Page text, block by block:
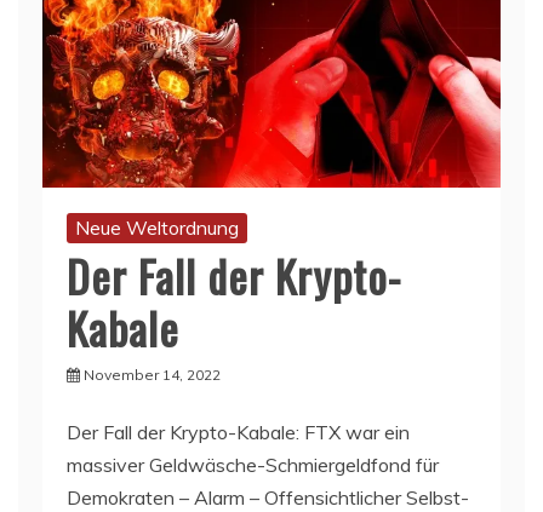
Neue Weltordnung
Der Fall der Krypto-
Kabale
November 14, 2022
Der Fall der Krypto-Kabale: FTX war ein
massiver Geldwäsche-Schmiergeldfond für
Demokraten – Alarm – Offensichtlicher Selbst-